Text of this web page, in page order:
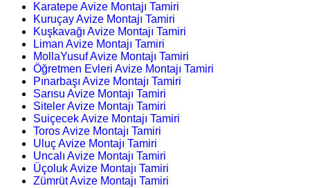
Karatepe Avize Montajı Tamiri
Kuruçay Avize Montajı Tamiri
Kuşkavağı Avize Montajı Tamiri
Liman Avize Montajı Tamiri
MollaYusuf Avize Montajı Tamiri
Öğretmen Evleri Avize Montajı Tamiri
Pınarbaşı Avize Montajı Tamiri
Sarısu Avize Montajı Tamiri
Siteler Avize Montajı Tamiri
Suiçecek Avize Montajı Tamiri
Toros Avize Montajı Tamiri
Uluç Avize Montajı Tamiri
Uncalı Avize Montajı Tamiri
Üçoluk Avize Montajı Tamiri
Zümrüt Avize Montajı Tamiri